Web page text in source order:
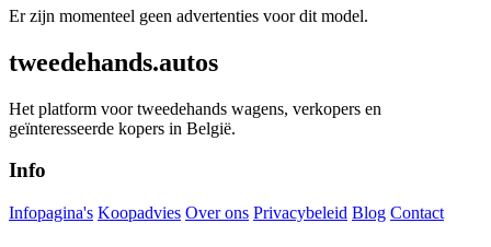
Er zijn momenteel geen advertenties voor dit model.
tweedehands.autos
Het platform voor tweedehands wagens, verkopers en
geïnteresseerde kopers in België.
Info
Infopagina's Koopadvies Over ons Privacybeleid Blog Contact